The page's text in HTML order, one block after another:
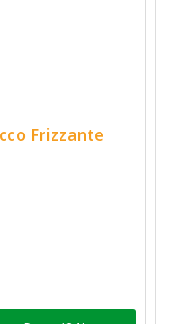
Frizzante